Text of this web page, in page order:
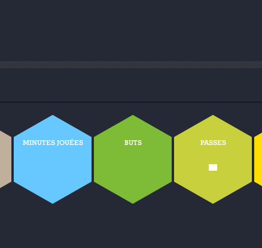
MINUTES JOUÉES BUTS PASSES
-